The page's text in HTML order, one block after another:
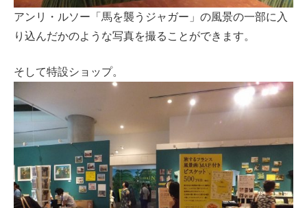
アンリ・ルソー「馬を襲うジャガー」の風景の一部に入
り込んだかのような写真を撮ることができます。
そして特設ショップ。